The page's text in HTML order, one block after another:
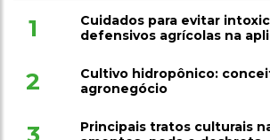
1
Cuidados para evitar
defensivos agrícolas na
2
Cultivo hidropônico:
agronegócio
Principais tratos culturais